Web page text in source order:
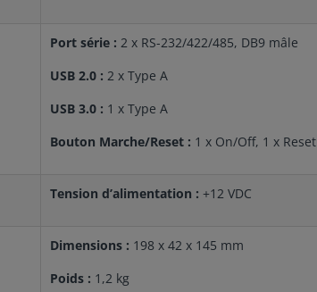
Port série : 2 x RS-232/422/485, DB9 mâle
USB 2.0 : 2 x Type A
USB 3.0 : 1 x Type A
Bouton Marche/Reset : 1 x On/Off, 1 x Reset
Tension d’alimentation : +12 VDC
Dimensions : 198 x 42 x 145 mm
Poids : 1,2 kg